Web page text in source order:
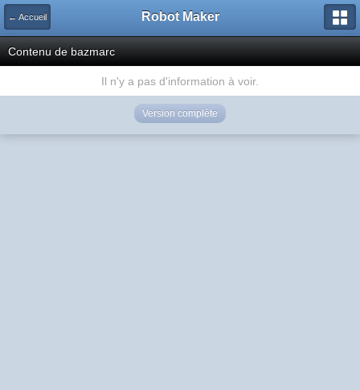
← Accueil Robot Maker
Contenu de bazmarc
Il n'y a pas d'information à voir.
Version complète